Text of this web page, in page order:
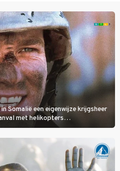
Somalië een eigenwijze krijgsheer
met helikopters